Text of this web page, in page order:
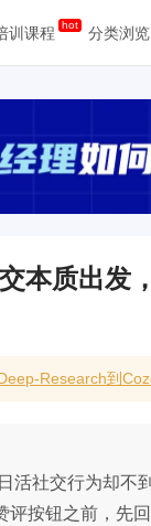
训课程 分类浏览
本质出发
Research到
活社交行为却
评按钮之前，